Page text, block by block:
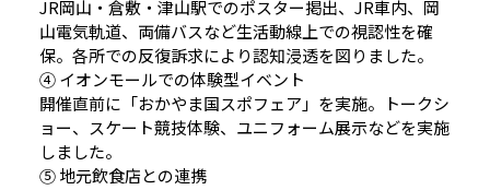
JR岡山・倉敷・津山駅でのポスター掲出、JR車内、岡
山電気軌道、両備バスなど生活動線上での視認性を確
保。各所での反復訴求により認知浸透を図りました。
④ イオンモールでの体験型イベント
開催直前に「おかやま国スポフェア」を実施。トークシ
ョー、スケート競技体験、ユニフォーム展示などを実施
しました。
⑤ 地元飲食店との連携